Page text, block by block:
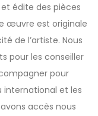
édite des pièces
œuvre est originale
de l’artiste. Nous
pour les conseiller
pour
international et les
accès nous